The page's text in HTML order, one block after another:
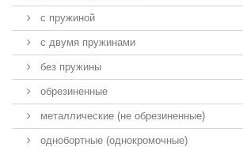
с пружиной
с двумя пружинами
без пружины
обрезиненные
металлические (не обрезиненные)
однобортные (однокромочные)